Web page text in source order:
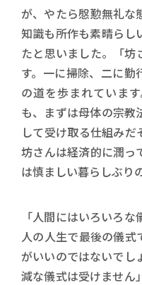
が、やたら慇懃無礼な
知識も所作も素晴らし
たと思いました。「坊
す。一に掃除、二に
の道を歩まれていま
も、まずは母体の宗教
して受け取る仕組み
坊さんは経済的に潤っ
は慎ましい暮らしぶり
「人間にはいろいろ
人の人生で最後の儀式
がいいのではないでし
減な儀式は受けません